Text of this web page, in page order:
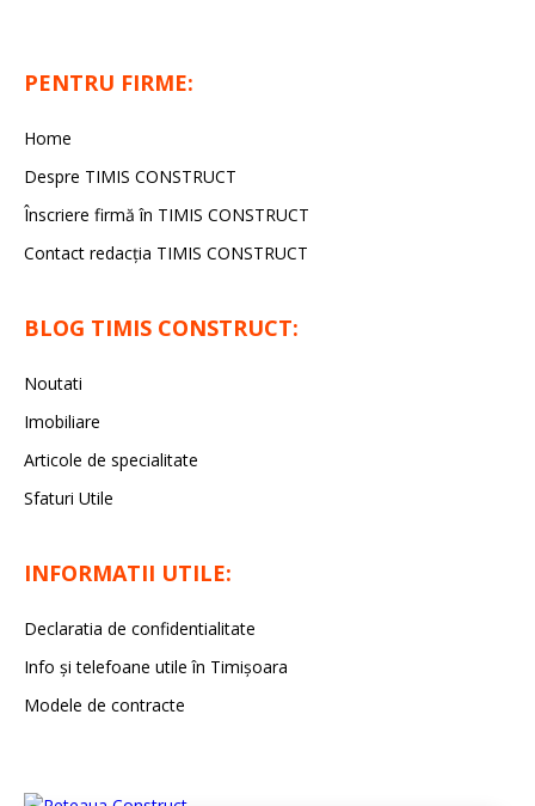
PENTRU FIRME:
Home
Despre TIMIS CONSTRUCT
Înscriere firmă în TIMIS CONSTRUCT
Contact redacția TIMIS CONSTRUCT
BLOG TIMIS CONSTRUCT:
Noutati
Imobiliare
Articole de specialitate
Sfaturi Utile
INFORMATII UTILE:
Declaratia de confidentialitate
Info și telefoane utile în Timișoara
Modele de contracte